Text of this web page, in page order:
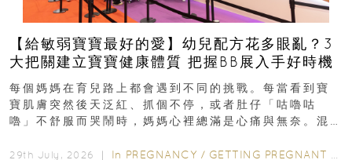
【給敏弱寶寶最好的愛】幼兒配方花多眼亂？3
大把關建立寶寶健康體質 把握BB展入手好時機
每個媽媽在育兒路上都會遇到不同的挑戰。每當看到寶
寶肌膚突然後天泛紅、抓個不停，或者肚仔「咕嚕咕
嚕」不舒服而哭鬧時，媽媽心裡總滿是心痛與無奈。混
29th July, 2026 ｜ In PREGNANCY / GETTING PREGNANT